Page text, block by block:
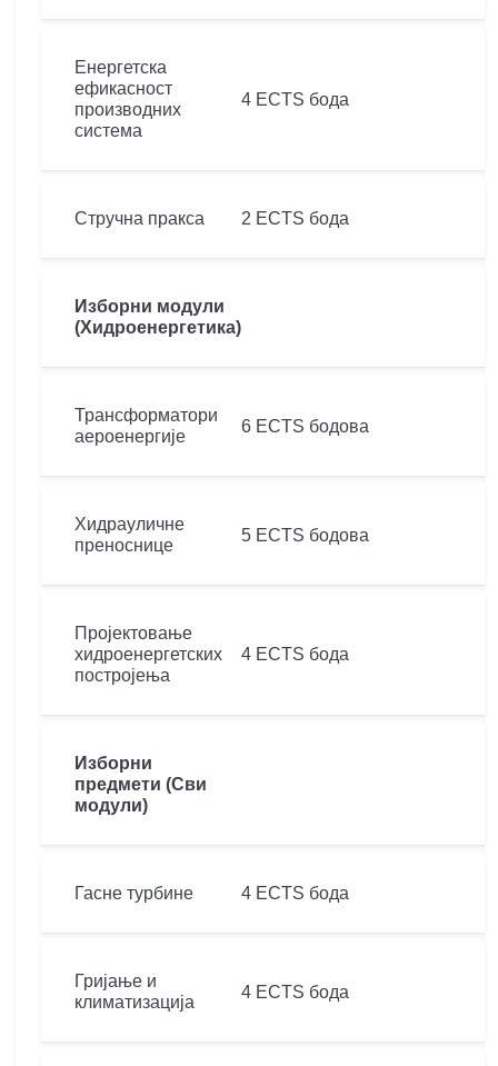
Енергетска
ефикасност
производних
система
4 ECTS бода
Стручна пракса 2 ECTS бода
Изборни модули
(Хидроенергетика)
Трансформатори
аероенергије
6 ECTS бодова
Хидрауличне
преноснице
5 ECTS бодова
Пројектовање
хидроенергетских
постројења
4 ECTS бода
Изборни
предмети (Сви
модули)
Гасне турбине 4 ECTS бода
Гријање и
климатизација
4 ECTS бода